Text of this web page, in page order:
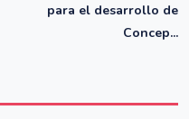
para el desarrollo de
Concep...